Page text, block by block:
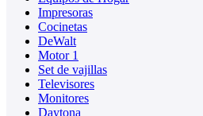
Impresoras
Cocinetas
DeWalt
Motor 1
Set de vajillas
Televisores
Monitores
Daytona